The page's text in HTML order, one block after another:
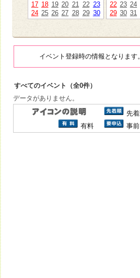
17 18 19 20 21 22 23
24 25 26 27 28 29 30
22 23 24
29 30 31
イベント登録時の情報となります
すべてのイベント（全0件）
データがありません。
先
有料
事